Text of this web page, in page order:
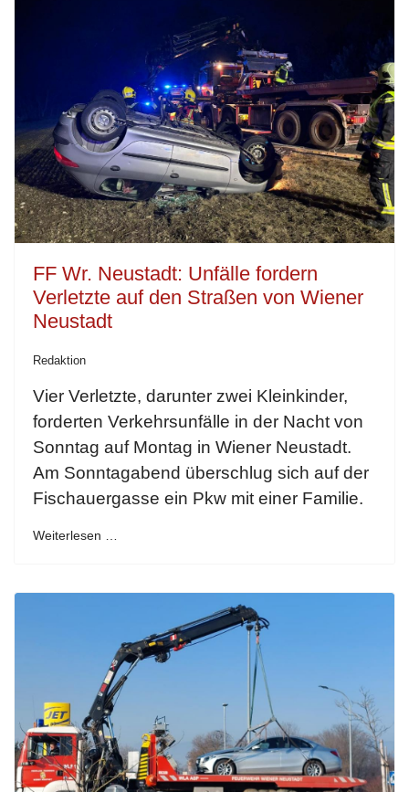
FF Wr. Neustadt: Unfälle fordern
Verletzte auf den Straßen von Wiener
Neustadt
Redaktion
Vier Verletzte, darunter zwei Kleinkinder,
forderten Verkehrsunfälle in der Nacht von
Sonntag auf Montag in Wiener Neustadt.
Am Sonntagabend überschlug sich auf der
Fischauergasse ein Pkw mit einer Familie.
Weiterlesen …